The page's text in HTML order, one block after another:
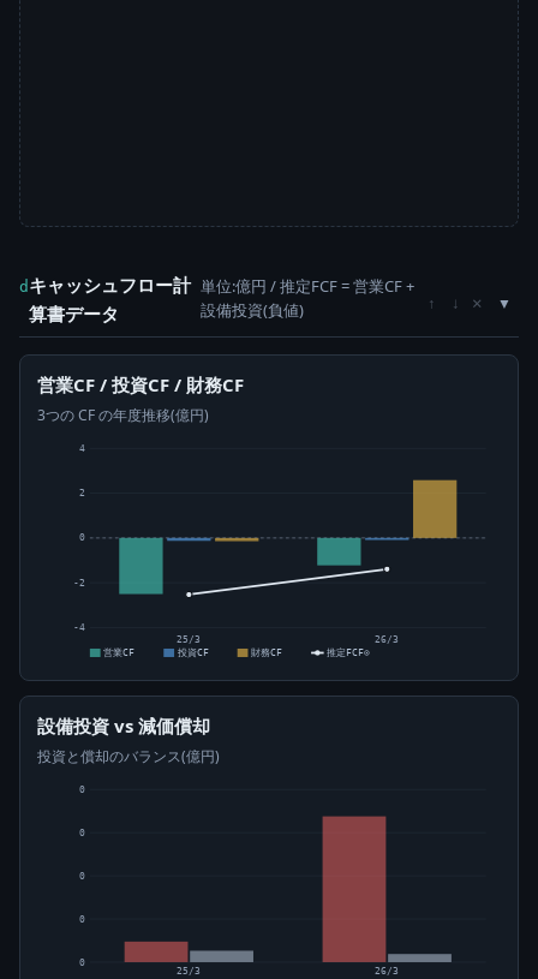
d キャッシュフロー計
算書データ
単位:億円 / 推定FCF = 営業CF +
設備投資(負値)
↑ ↓ ×
営業CF / 投資CF / 財務CF
3つの CF の年度推移(億円)
-4
-2
0
2
4
25/3
26/3
営業CF
投資CF 財務CF 推定FCF⊙
設備投資 vs 減価償却
投資と償却のバランス(億円)
0
0
0
0
0
25/3
26/3